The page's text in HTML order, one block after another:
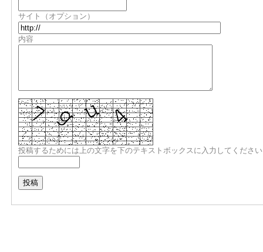
サイト（オプション）
内容
投稿するためには上の文字を下のテキストボックスに入力してくださ